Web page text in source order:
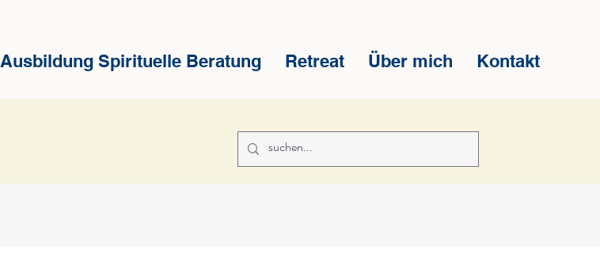
Ausbildung Spirituelle Beratung Retreat Über mich Kontakt